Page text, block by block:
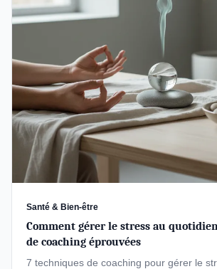
Santé & Bien-être
Comment gérer le stress au
de coaching éprouvées
7 techniques de coaching pour gérer le